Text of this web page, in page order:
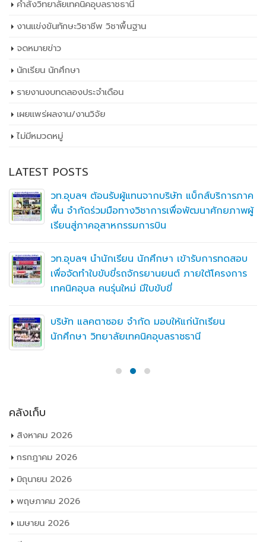
คำสั่งวิทยาลัยเทคนิคอุบลราชธานี
งานแข่งขันทักษะวิชาชีพ วิชาพื้นฐาน
จดหมายข่าว
นักเรียน นักศึกษา
รายงานงบทดลองประจำเดือน
เผยเเพร่ผลงาน/งานวิจัย
ไม่มีหมวดหมู่
LATEST POSTS
วท.อุบลฯ ต้อนรับผู้แทนจากบริษัท แบ็กส์บริการภาค
พื้น จำกัดร่วมมือทางวิชาการเพื่อพัฒนาศักยภาพผู้
เรียนสู่ภาคอุสาหกรรมการบิน
วท.อุบลฯ นำนักเรียน นักศึกษา เข้ารับการทดสอบ
เพื่อจัดทำใบขับขี่รถจักรยานยนต์ ภายใต้โครงการ
เทคนิคอุบล คนรุ่นใหม่ มีใบขับขี่
บริษัท แลคตาซอย จำกัด มอบให้แก่นักเรียน
นักศึกษา วิทยาลัยเทคนิคอุบลราชธานี
คลังเก็บ
สิงหาคม 2026
กรกฎาคม 2026
มิถุนายน 2026
พฤษภาคม 2026
เมษายน 2026